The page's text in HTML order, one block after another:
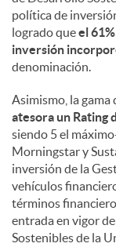
política de
logrado queel
inversión
denominación.
Asimismo, la gama
atesora un Rating
siendo 5 el
Morningstar y
inversión de la
vehículos
términos
entrada en vigor
Sostenibles de la